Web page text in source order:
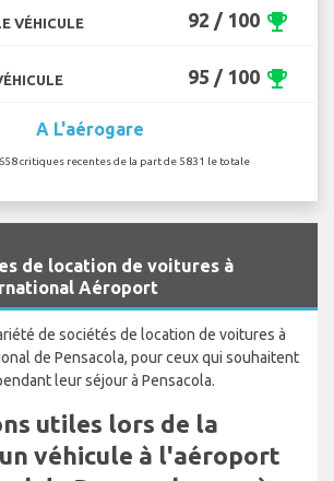
VÉHICULE 92 / 100 emoji_events
95 / 100 emoji_events
A L'aérogare
critiques recentes de la part de 5831 le totale
de location de voitures à
Aéroport
de sociétés de location de voitures à
de Pensacola, pour ceux qui souhaitent
leur séjour à Pensacola.
utiles lors de la
véhicule à l'aéroport